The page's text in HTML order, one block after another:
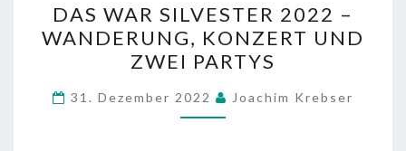
WAR
SILVESTER
2022
WANDERUNG,
KONZERT
DAS WAR SILVESTER 2022 –
WANDERUNG, KONZERT UND
ZWEI PARTYS
31. Dezember 2022 Joachim Krebser